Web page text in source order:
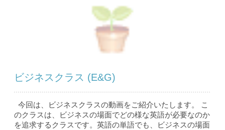
ビジネスクラス (E&G)
今回は、ビジネスクラスの動画をご紹介いたします。 こ
のクラスは、ビジネスの場面でどの様な英語が必要なのか
を追求するクラスです。英語の単語でも、ビジネスの場面